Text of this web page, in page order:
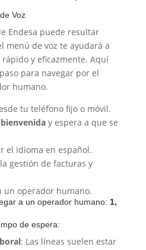
Voz
Endesa puede resultar
menú de voz te ayudará a
y eficazmente. Aquí
para navegar por el
humano.
tu teléfono fijo o móvil.
y espera a que se
el idioma en español.
gestión de facturas y
un operador humano.
a un operador humano: 1,
de espera:
: Las líneas suelen estar